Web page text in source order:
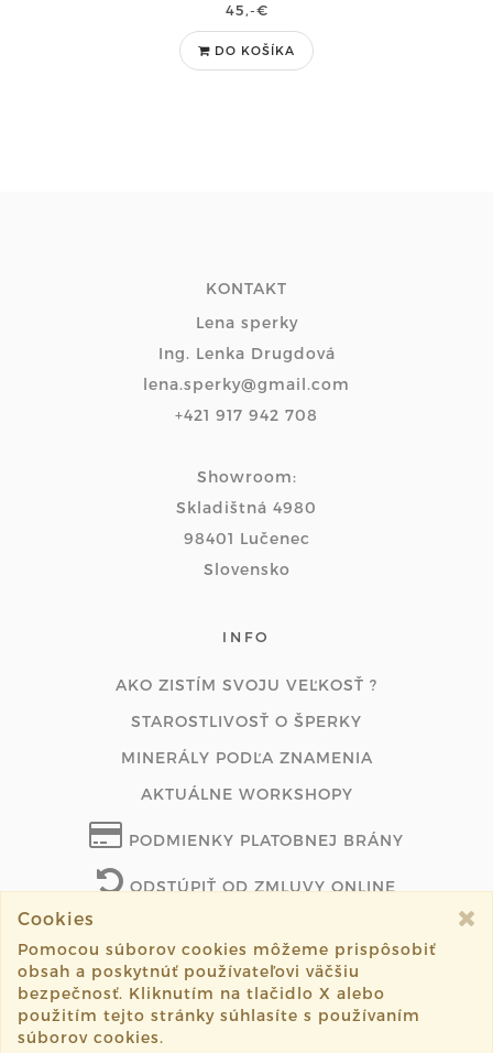
45,-€
DO KOŠÍKA
KONTAKT
Lena sperky
Ing. Lenka Drugdová
lena.sperky@gmail.com
+421 917 942 708
Showroom:
Skladištná 4980
98401 Lučenec
Slovensko
INFO
AKO ZISTÍM SVOJU VEĽKOSŤ ?
STAROSTLIVOSŤ O ŠPERKY
MINERÁLY PODĽA ZNAMENIA
AKTUÁLNE WORKSHOPY
PODMIENKY PLATOBNEJ BRÁNY
ODSTÚPIŤ OD ZMLUVY ONLINE
©2026 lenasperky.com všetky práva vyhradené.
Vytvorené systémomsashe.sk
Cookies
Pomocou súborov cookies môžeme prispôsobiť
obsah a poskytnúť používateľovi väčšiu
bezpečnosť. Kliknutím na tlačidlo X alebo
použitím tejto stránky súhlasíte s používaním
súborov cookies.